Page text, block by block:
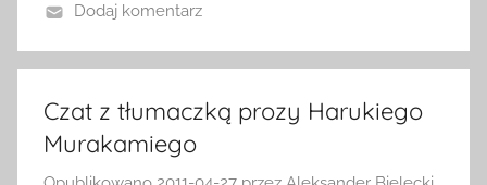
Dodaj komentarz
Czat z tłumaczką prozy Harukiego
Murakamiego